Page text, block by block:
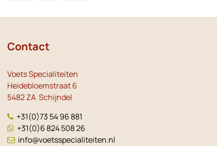
Contact
Voets Specialiteiten
Heidebloemstraat 6
5482 ZA Schijndel
+31(0)73 54 96 881
+31(0)6 824 508 26
info@voetsspecialiteiten.nl